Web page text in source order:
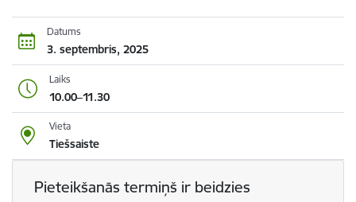
Datums
3. septembris, 2025
Laiks
10.00–11.30
Vieta
Tiešsaiste
Pieteikšanās termiņš ir beidzies